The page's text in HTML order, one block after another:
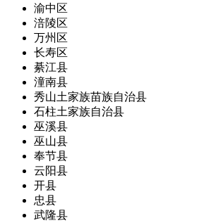
渝中区
涪陵区
万州区
长寿区
綦江县
潼南县
秀山土家族苗族自治县
石柱土家族自治县
巫溪县
巫山县
奉节县
云阳县
开县
忠县
武隆县